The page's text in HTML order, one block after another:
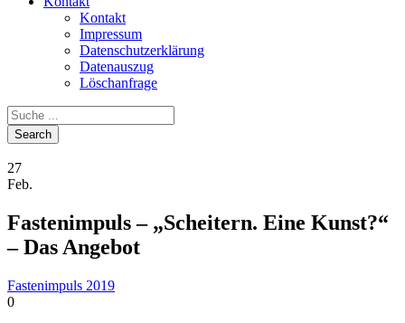
Kontakt
Impressum
Datenschutzerklärung
Datenauszug
Löschanfrage
27
Feb.
Fastenimpuls – „Scheitern. Eine Kunst?“
– Das Angebot
Fastenimpuls 2019
0